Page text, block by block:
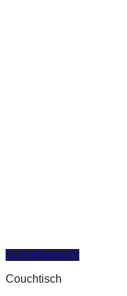
Schnellansicht
Couchtisch